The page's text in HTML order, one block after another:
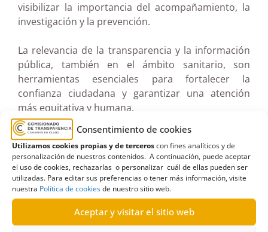
Consentimiento de cookies
Utilizamos cookies propias y de terceroscon fines analíticos y de
personalización de nuestros contenidos. A continuación, puede aceptar
el uso de cookies, rechazarlas o personalizar cuál de ellas pueden ser
utilizadas. Para editar sus preferencias o tener más información, visite
nuestra Política de cookiesde nuestro sitio web.
Aceptar y visitar el sitio web
visibilizar la importancia del acompañamiento, la
investigación y la prevención.
La relevancia de la transparencia y la información
pública, también en el ámbito sanitario, son
herramientas esenciales para fortalecer la
confianza ciudadana y garantizar una atención
más equitativa y humana.
Las Jornadas de ÁMATE, que este año celebran su
novena edición, se han consolidado como un
espacio de encuentro y sensibilización sobre la
realidad del cáncer de mama en Canarias,
promoviendo la cooperación entre instituciones
públicas, entidades sociales y pacientes.